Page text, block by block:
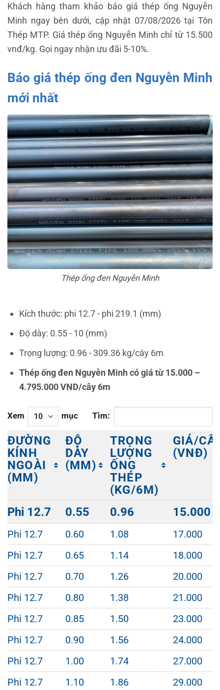
Khách hàng tham khảo báo giá thép ống Nguyễn
Minh ngay bên dưới, cập nhật 07/08/2026 tại Tôn
Thép MTP. Giá thép ống Nguyễn Minh chỉ từ 15.500
vnđ/kg. Gọi ngay nhận ưu đãi 5-10%.
Báo giá thép ống đen Nguyễn Minh
mới nhất
Thép ống đen Nguyễn Minh
Kích thước: phi 12.7 - phi 219.1 (mm)
Độ dày: 0.55 - 10 (mm)
Trọng lượng: 0.96 - 309.36 kg/cây 6m
Thép ống đen Nguyễn Minh có giá từ 15.000 –
4.795.000 VND/cây 6m
Xem mục Tìm:
ĐƯỜNG
KÍNH
NGOÀI
(MM)
ĐỘ
DÀY
(MM)
TRỌNG
LƯỢNG
ỐNG
THÉP
(KG/6M)
GIÁ/
(VNĐ)
ĐƯỜNG
KÍNH
NGOÀI
(MM)
ĐỘ
DÀY
(MM)
TRỌNG
LƯỢNG
ỐNG
THÉP
(KG/6M)
GIÁ/
(VNĐ)
Phi 12.7 0.55 0.96 15.000
Phi 12.7 0.60 1.08
17.000
Phi 12.7
0.65 1.14
18.000
Phi 12.7
0.70 1.26
20.000
Phi 12.7
0.80 1.38
21.000
Phi 12.7
0.85 1.50
23.000
Phi 12.7
0.90 1.56
24.000
Phi 12.7
1.00 1.74
27.000
Phi 12.7
1.10 1.86 29.000